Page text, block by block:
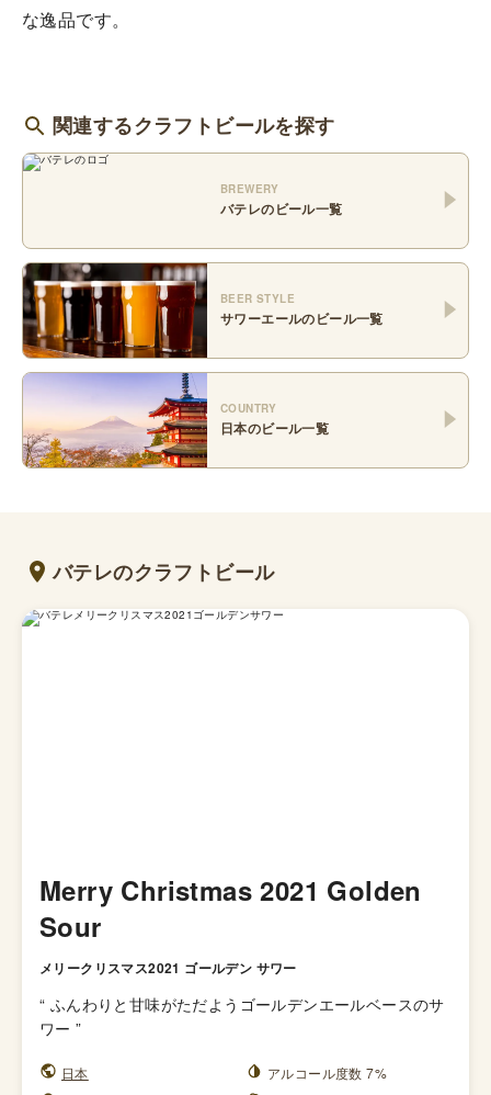
な逸品です。
関連するクラフトビールを探す
BREWERY
バテレのビール一覧
BEER STYLE
サワーエールのビール一覧
COUNTRY
日本のビール一覧
バテレのクラフトビール
Merry Christmas 2021 Golden
Sour
メリークリスマス2021 ゴールデン サワー
“ ふんわりと甘味がただようゴールデンエールベースのサ
ワー ”
日本
アルコール度数 7%